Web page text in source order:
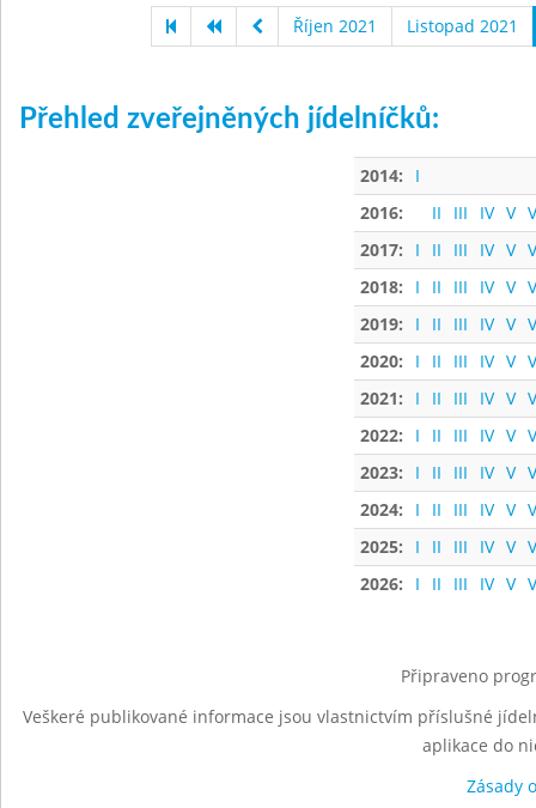
Říjen 2021 Listopad 2021
Přehled zveřejněných jídelníčků:
2014:
I
2016:
II III IV V
2017:
I II III IV V
2018:
I II III IV V
2019:
I II III IV V
2020:
I II III IV V
2021:
I II III IV V
2022:
I II III IV V
2023:
I II III IV V
2024:
I II III IV V
2025:
I II III IV V
2026:
I II III IV V
Připraveno
Veškeré publikované informace jsou vlastnictvím příslušné
aplikace do
Zásady